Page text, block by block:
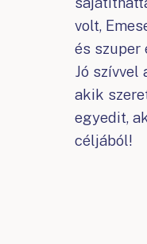
volt,
és szuper
Jó szívvel
akik
egyedit,
céljából!